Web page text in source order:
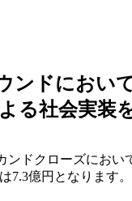
ンドにおい
る社会実装
ドクローズにお
7.3億円となります。